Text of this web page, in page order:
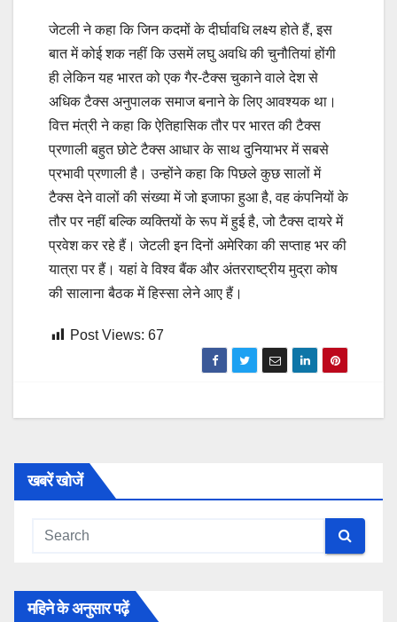
जेटली ने कहा कि जिन कदमों के दीर्घावधि लक्ष्य होते हैं, इस
बात में कोई शक नहीं कि उसमें लघु अवधि की चुनौतियां होंगी
ही लेकिन यह भारत को एक गैर-टैक्स चुकाने वाले देश से
अधिक टैक्स अनुपालक समाज बनाने के लिए आवश्यक था।
वित्त मंत्री ने कहा कि ऐतिहासिक तौर पर भारत की टैक्स
प्रणाली बहुत छोटे टैक्स आधार के साथ दुनियाभर में सबसे
प्रभावी प्रणाली है। उन्होंने कहा कि पिछले कुछ सालों में
टैक्स देने वालों की संख्या में जो इजाफा हुआ है, वह कंपनियों के
तौर पर नहीं बल्कि व्यक्तियों के रूप में हुई है, जो टैक्स दायरे में
प्रवेश कर रहे हैं। जेटली इन दिनों अमेरिका की सप्ताह भर की
यात्रा पर हैं। यहां वे विश्व बैंक और अंतरराष्ट्रीय मुद्रा कोष
की सालाना बैठक में हिस्सा लेने आए हैं।
Post Views: 67
खबरें खोजें
महिने के अनुसार पढ़ें